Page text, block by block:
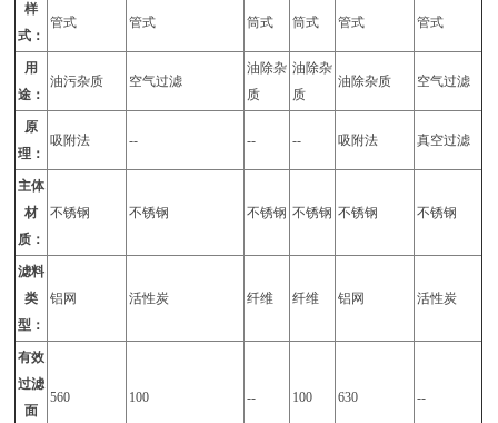
样
式：
管式 管式 筒式 筒式 管式 管式
用
途：
油污杂质 空气过滤
油除杂
质
油除杂
质
油除杂质 空气过滤
原
理：
吸附法 -- -- -- 吸附法 真空过滤
主体
材
质：
不锈钢 不锈钢 不锈钢 不锈钢 不锈钢 不锈钢
滤料
类
型：
铝网 活性炭 纤维 纤维 铝网 活性炭
有效
过滤
面
560 100 -- 100 630 --